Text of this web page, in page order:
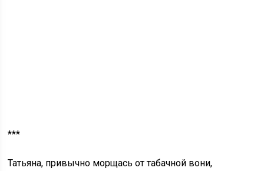
***
Татьяна, привычно морщась от табачной вони,